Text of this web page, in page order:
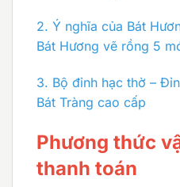
2. Ý nghĩa của Bát
Bát Hương vẽ rồng 5
3. Bộ đỉnh hạc thờ –
Bát Tràng cao cấp
Phương thức
thanh toán